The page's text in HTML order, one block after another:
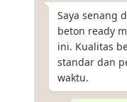
Saya senang
beton ready
ini. Kualitas
standar dan
waktu.